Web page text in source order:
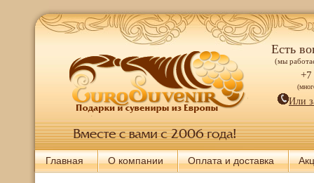
Есть
(мы
+7
Или
Главная О компании Оплата и доставка